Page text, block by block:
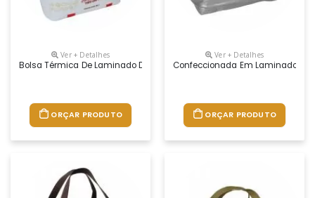
Ver + Detalhes
Bolsa Térmica De Laminado De Pvc. Acabamento Em Solda Eletrônica.
ORÇAR PRODUTO
Ver + Detalhes
Confeccionada Em Laminado De
ORÇAR PRODUTO